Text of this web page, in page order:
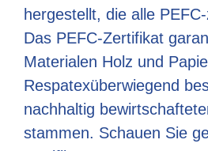
hergestellt, die alle
Das PEFC-Zertifikat
Materialen Holz und
Respatexüberwiegend
nachhaltig
stammen. Schauen Sie